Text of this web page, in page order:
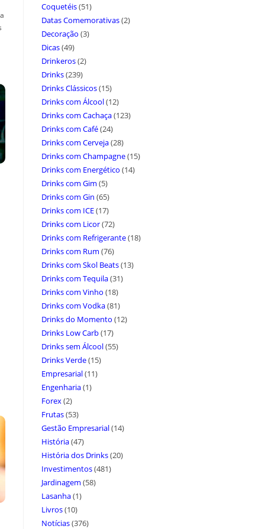
Coquetéis(51)
Datas Comemorativas(2)
Decoração (3)
Dicas(49)
Drinkeros(2)
Drinks(239)
Drinks Clássicos(15)
Drinks com Álcool(12)
Drinks com Cachaça(123)
Drinks com Café(24)
Drinks com Cerveja(28)
Drinks com Champagne(15)
Drinks com Energético (14)
Drinks com Gim (5)
Drinks com Gin (65)
Drinks com ICE(17)
Drinks com Licor(72)
Drinks com Refrigerante(18)
Drinks com Rum (76)
Drinks com Skol Beats(13)
Drinks com Tequila(31)
Drinks com Vinho (18)
Drinks com Vodka(81)
Drinks do Momento (12)
Drinks Low Carb(17)
Drinks sem Álcool(55)
Drinks Verde(15)
Empresarial(11)
Engenharia(1)
Forex(2)
Frutas(53)
Gestão Empresarial(14)
História(47)
História dos Drinks(20)
Investimentos(481)
Jardinagem (58)
Lasanha(1)
Livros(10)
Notícias(376)